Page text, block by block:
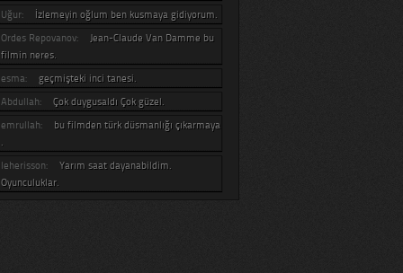
Uğur:
İzlemeyin oğlum ben kusmaya gidiyorum.
Ordes Repovanov:
Jean-Claude Van Damme bu
filmin neres.
esma:
geçmişteki inci tanesi.
Abdullah:
Çok duygusaldı Çok güzel.
emrullah:
bu filmden türk düsmanlığı çıkarmaya
.
leherisson:
Yarım saat dayanabildim.
Oyunculuklar.